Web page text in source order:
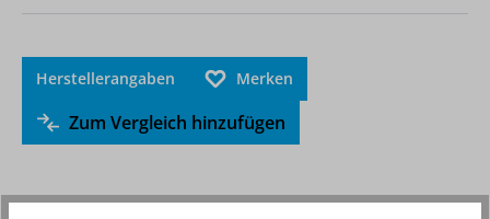
Herstellerangaben Merken
Zum Vergleich hinzufügen